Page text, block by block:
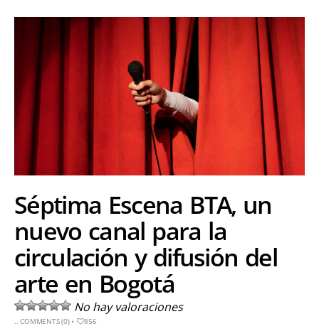
Séptima Escena BTA, un
nuevo canal para la
circulación y difusión del
arte en Bogotá
No hay valoraciones
..COMMENTS (0)• 856